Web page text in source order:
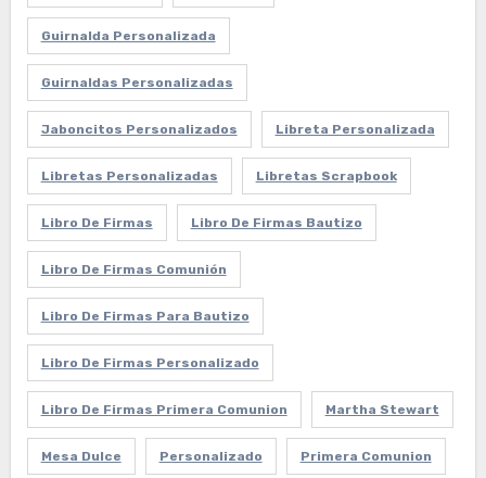
Guirnalda Personalizada
Guirnaldas Personalizadas
Jaboncitos Personalizados Libreta Personalizada
Libretas Personalizadas Libretas Scrapbook
Libro De Firmas Libro De Firmas Bautizo
Libro De Firmas Comunión
Libro De Firmas Para Bautizo
Libro De Firmas Personalizado
Libro De Firmas Primera Comunion Martha Stewart
Mesa Dulce Personalizado Primera Comunion